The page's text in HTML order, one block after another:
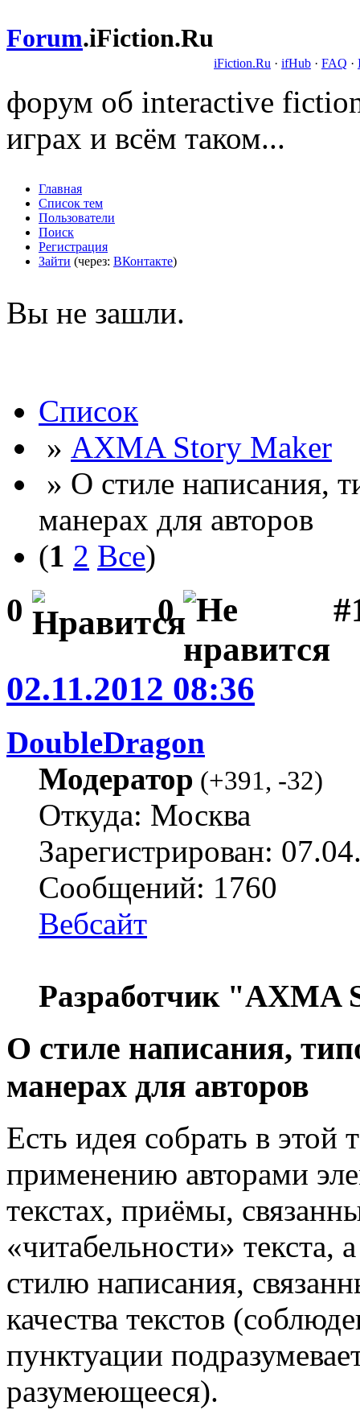
Forum.iFiction.Ru
iFiction.Ru · ifHub · FAQ ·
форум об interactive
играх и всём таком...
Главная
Список тем
Пользователи
Поиск
Регистрация
Зайти (через: ВКонтакте)
Вы не зашли.
Список
» AXMA Story Maker
» О стиле написания,
манерах для авторов
(1 2 Все)
0 0
02.11.2012 08:36
DoubleDragon
Модератор (+391, -32)
Откуда: Москва
Зарегистрирован:
Сообщений: 1760
Вебсайт
Разработчик "AXMA
О стиле написания,
манерах для авторов
Есть идея собрать в этой
применению авторами
текстах, приёмы,
«читабельности» текста,
стилю написания,
качества текстов
пунктуации
разумеющееся).